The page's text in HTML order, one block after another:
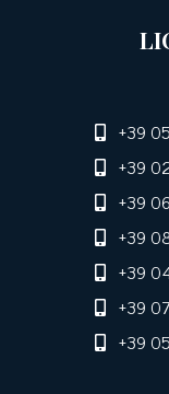
+39
+39
+39
+39
+39
+39
+39